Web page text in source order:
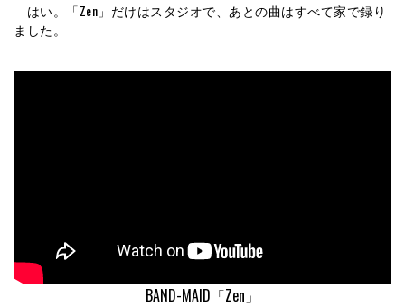
はい。「Zen」だけはスタジオで、あとの曲はすべて家で録り
ました。
BAND-MAID「Zen」